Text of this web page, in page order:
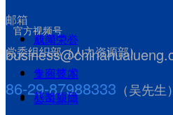
邮箱
党委组织部（人力资源部）
86-29-87988333 （吴先生）
官方视频号
新闻中心
集团要闻
公司新闻
成果荣誉
专有技术
获奖项目